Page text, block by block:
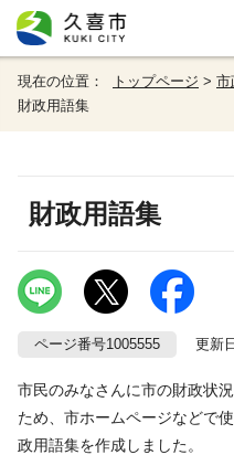
現在の位置： トップページ > 市
財政用語集
財政用語集
ページ番号1005555 更新日
市民のみなさんに市の財政状
ため、市ホームページなどで
政用語集を作成しました。